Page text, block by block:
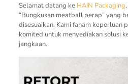
Selamat datang ke HAIN Packaging
“Bungkusan meatball perap” yang
disesuaikan. Kami faham keperluan
komited untuk menyediakan solusi
jangkaan.